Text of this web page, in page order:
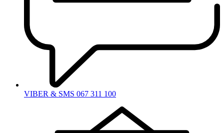
VIBER & SMS 067 311 100